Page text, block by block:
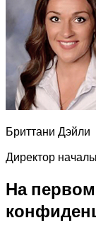
Бриттани Дэйли
Директор
На